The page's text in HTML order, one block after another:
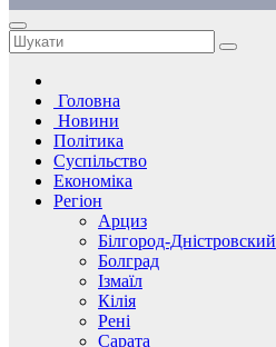
Головна
Новини
Політика
Суспільство
Економіка
Регіон
Арциз
Білгород-Дністровский
Болград
Ізмаїл
Кілія
Рені
Сарата